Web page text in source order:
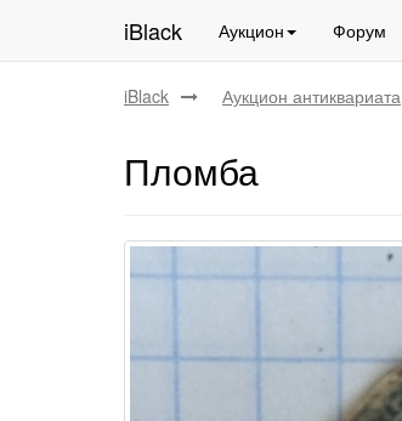
iBlack Аукцион Форум
iBlack Аукцион антиквариата
Пломба